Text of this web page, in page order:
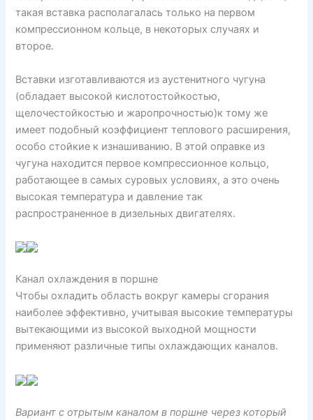
такая вставка располагалась только на первом
компрессионном кольце, в некоторых случаях и
второе.
Вставки изготавливаются из аустенитного чугуна
(обладает высокой кислотостойкостью,
щелочестойкостью и жаропрочностью)к тому же
имеет подобный коэффициент теплового расширения,
особо стойкие к изнашиванию. В этой оправке из
чугуна находится первое компрессионное кольцо,
работающее в самых суровых условиях, а это очень
высокая температура и давление так
распространенное в дизельных двигателях.
Канал охлаждения в поршне
Чтобы охладить область вокруг камеры сгорания
наиболее эффективно, учитывая высокие температуры
вытекающими из высокой выходной мощности
применяют различные типы охлаждающих каналов.
Вариант с отрытым каналом в поршне через который